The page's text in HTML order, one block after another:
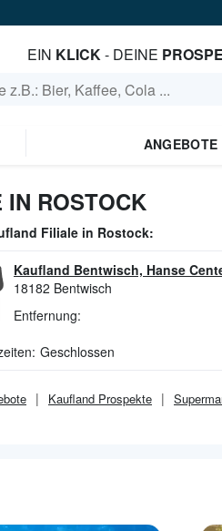
EIN KLICK- DEINE
ANGEBOTE
ROSTOCK
Filiale in Rostock:
Kaufland Bentwisch, Hanse
18182 Bentwisch
Entfernung:
Geschlossen
Kaufland Prospekte